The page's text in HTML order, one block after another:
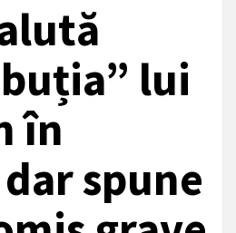
lui
în
spune